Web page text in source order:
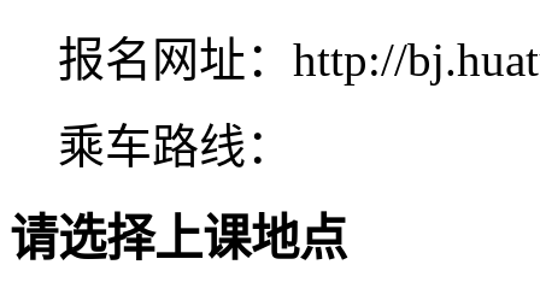
报名网址：http://
乘车路线：
请选择上课地点